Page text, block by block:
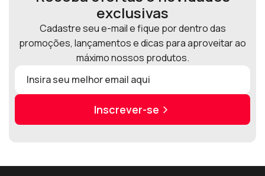
exclusivas
Cadastre seu e-mail e fique por dentro das
promoções, lançamentos e dicas para aproveitar ao
máximo nossos produtos.
Inscrever-se